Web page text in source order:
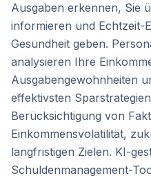
Ausgaben erkennen, Sie
informieren und Echtzeit-
Gesundheit geben.
analysieren Ihre
Ausgabengewohnheiten
effektivsten
Berücksichtigung von
Einkommensvolatilität,
langfristigen Zielen. KI-
Schuldenmanagement-